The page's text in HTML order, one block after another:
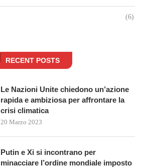
(6)
RECENT POSTS
Le Nazioni Unite chiedono un’azione
rapida e ambiziosa per affrontare la
crisi climatica
20 Marzo 2023
Putin e Xi si incontrano per
minacciare l’ordine mondiale imposto